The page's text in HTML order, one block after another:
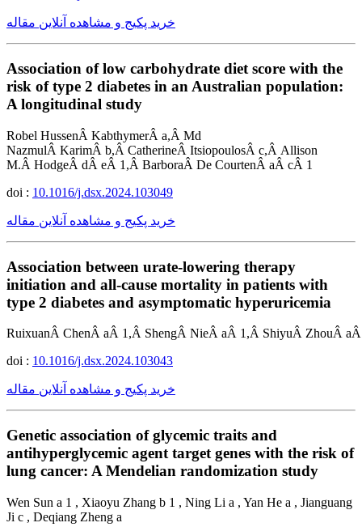
خرید پکیج و مشاهده آنلاین مقاله
Association of low carbohydrate diet score with the
risk of type 2 diabetes in an Australian population:
A longitudinal study
Robel HussenÂ KabthymerÂ a,Â Md
NazmulÂ KarimÂ b,Â CatherineÂ ItsiopoulosÂ c,Â Allison
M.Â HodgeÂ dÂ eÂ 1,Â BarboraÂ De CourtenÂ aÂ cÂ 1
doi : 10.1016/j.dsx.2024.103049
خرید پکیج و مشاهده آنلاین مقاله
Association between urate-lowering therapy
initiation and all-cause mortality in patients with
type 2 diabetes and asymptomatic hyperuricemia
RuixuanÂ ChenÂ aÂ 1,Â ShengÂ NieÂ aÂ 1,Â ShiyuÂ ZhouÂ
doi : 10.1016/j.dsx.2024.103043
خرید پکیج و مشاهده آنلاین مقاله
Genetic association of glycemic traits and
antihyperglycemic agent target genes with the risk of
lung cancer: A Mendelian randomization study
Wen Sun a 1 , Xiaoyu Zhang b 1 , Ning Li a , Yan He a , Jianguang
Ji c , Deqiang Zheng a